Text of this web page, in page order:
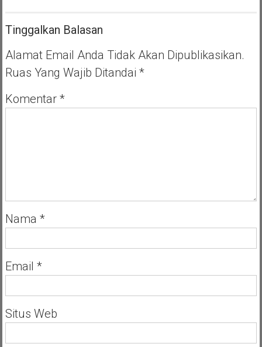
Tinggalkan Balasan
Alamat Email Anda Tidak Akan Dipublikasikan.
Ruas Yang Wajib Ditandai *
Komentar *
Nama *
Email *
Situs Web